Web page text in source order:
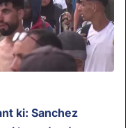
ki: Sanchez